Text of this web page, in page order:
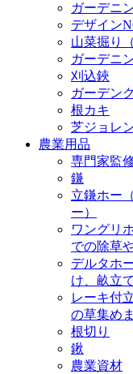
ガーデニ
デザイン
山菜掘り
ガーデニ
刈込鋏
ガーデン
根カキ
芝ジョレ
農業用品
専門家監
鎌
立鎌ホー
ー）
ワングリ
での除草
デルタホ
け、畝立
レーキ付
の草集め
根切り
鍬
農業資材